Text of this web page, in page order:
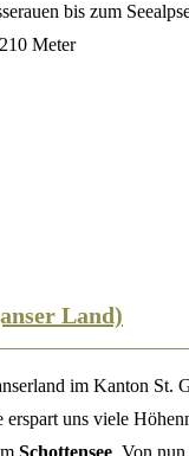
bis zum
Meter
Land)
im Kanton St.
uns viele
Schottensee . Von